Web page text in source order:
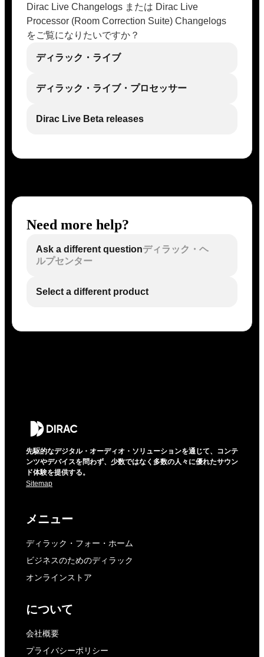
Dirac Live Changelogs または Dirac Live
Processor (Room Correction Suite) Changelogs
をご覧になりたいですか？
ディラック・ライブ
ディラック・ライブ・プロセッサー
Dirac Live Beta releases
Need more help?
Ask a different questionディラック・ヘ
ルプセンター
Select a different product
先駆的なデジタル・オーディオ・ソリューションを通じて、コンテ
ンツやデバイスを問わず、少数ではなく多数の人々に優れたサウン
ド体験を提供する。
Sitemap
メニュー
ディラック・フォー・ホーム
ビジネスのためのディラック
オンラインストア
について
会社概要
プライバシーポリシー